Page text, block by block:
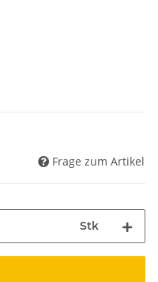
Frage zum Artikel
Stk